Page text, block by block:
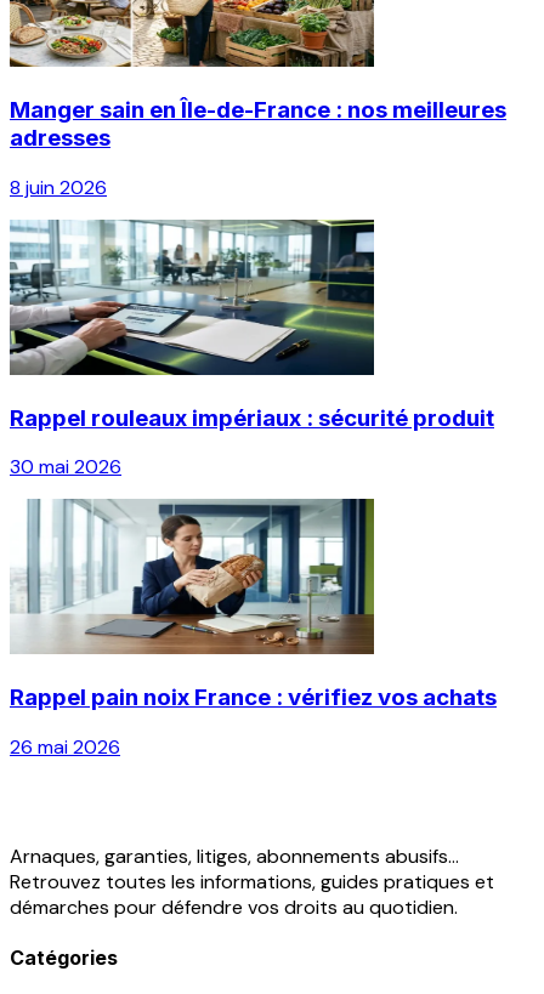
Manger sain en Île-de-France : nos meilleures
adresses
8 juin 2026
Rappel rouleaux impériaux : sécurité produit
30 mai 2026
Rappel pain noix France : vérifiez vos achats
26 mai 2026
Arnaques, garanties, litiges, abonnements abusifs...
Retrouvez toutes les informations, guides pratiques et
démarches pour défendre vos droits au quotidien.
Catégories